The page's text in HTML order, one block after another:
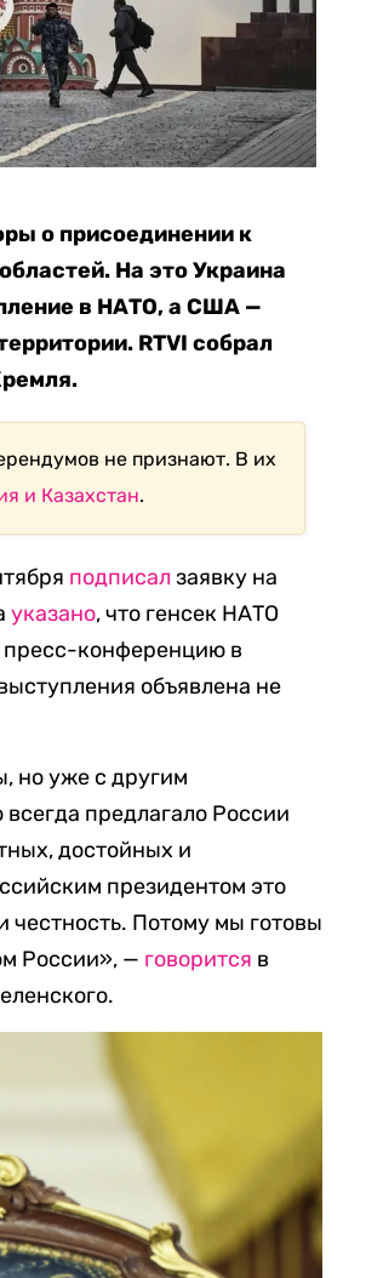
о присоединении к
На это Украина
в НАТО, а США —
RTVI собрал
не признают. В их
и Казахстан.
подписал заявку на
указано, что генсек НАТО
пресс-конференцию в
объявлена не
но уже с другим
предлагало России
достойных и
президентом это
честность. Потому мы готовы
России», — говорится в